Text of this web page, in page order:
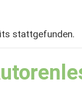
stattgefunden.